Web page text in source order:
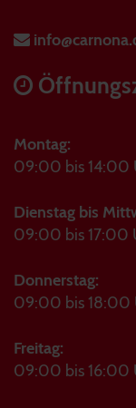
Montag:
09:00 bis 14:00
Dienstag bis
09:00 bis 17:00
Donnerstag:
09:00 bis 18:00
Freitag:
09:00 bis 16:00